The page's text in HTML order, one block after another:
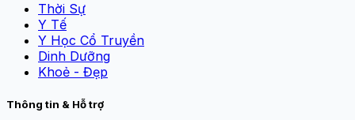
Thời Sự
Y Tế
Y Học Cổ Truyền
Dinh Dưỡng
Khoẻ - Đẹp
Thông tin & Hỗ trợ